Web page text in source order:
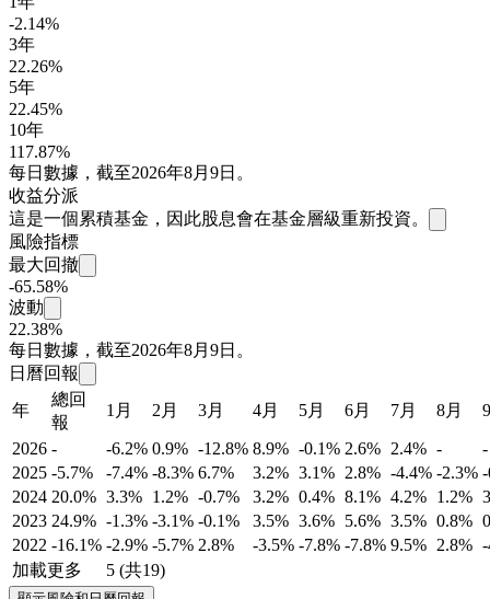
-2.14%
3年
22.26%
5年
22.45%
10年
117.87%
每日數據，截至2026年8月9日。
收益分派
這是一個累積基金，因此股息會在基金層級重新投資。
風險指標
最大回撤
-65.58%
波動
22.38%
每日數據，截至2026年8月9日。
日曆回報
年
總回
報
1月 2月 3月 4月 5月 6月 7月 8月
2026 - -6.2% 0.9% -12.8% 8.9% -0.1% 2.6% 2.4% -
-
2025 -5.7% -7.4% -8.3% 6.7% 3.2% 3.1% 2.8% -4.4% -2.3%
2024 20.0% 3.3% 1.2% -0.7% 3.2% 0.4% 8.1% 4.2% 1.2%
2023 24.9% -1.3% -3.1% -0.1% 3.5% 3.6% 5.6% 3.5% 0.8%
2022 -16.1% -2.9% -5.7% 2.8% -3.5% -7.8% -7.8% 9.5% 2.8%
加載更多
5 (共19)